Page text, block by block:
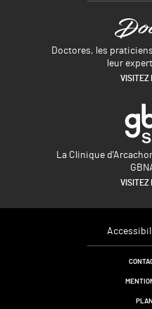
Doctores, les
leur
VISITEZ
La Clinique
VISITEZ